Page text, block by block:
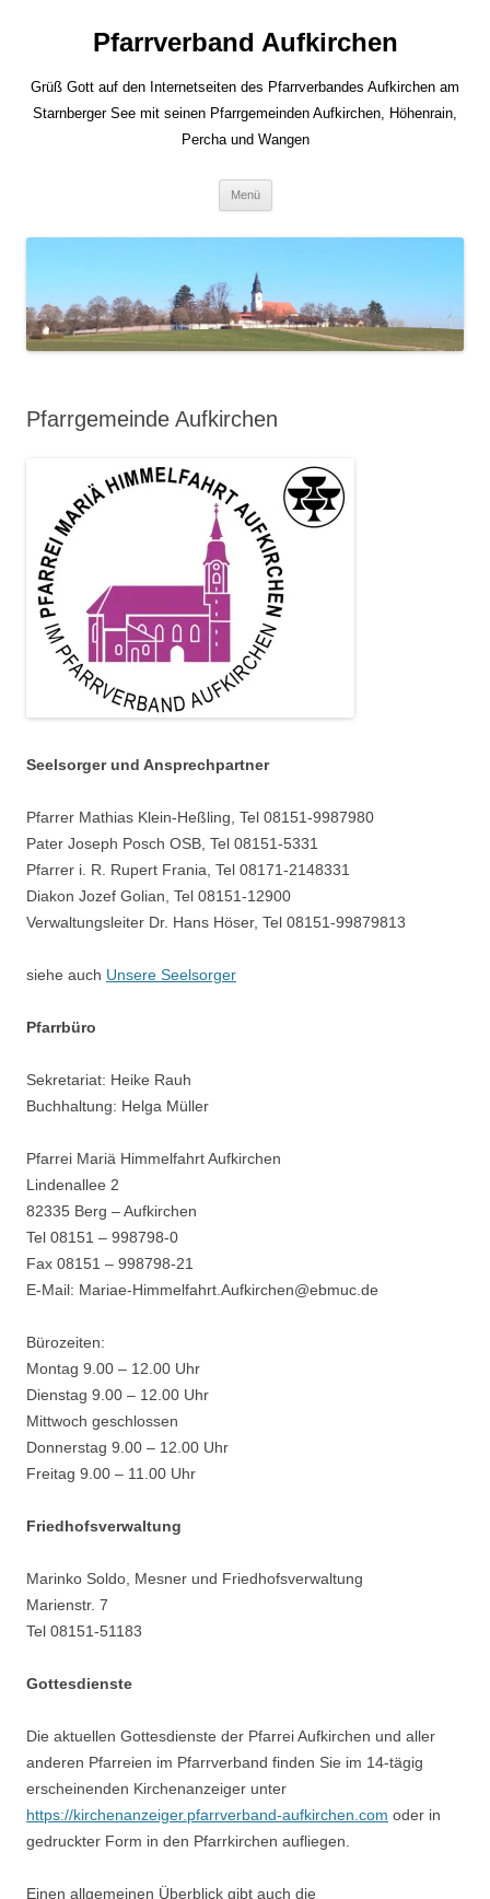
Pfarrverband Aufkirchen
Grüß Gott auf den Internetseiten des Pfarrverbandes Aufkirchen am
Starnberger See mit seinen Pfarrgemeinden Aufkirchen, Höhenrain,
Percha und Wangen
Menü
Pfarrgemeinde Aufkirchen
Seelsorger und Ansprechpartner
Pfarrer Mathias Klein-Heßling, Tel 08151-9987980
Pater Joseph Posch OSB, Tel 08151-5331
Pfarrer i. R. Rupert Frania, Tel 08171-2148331
Diakon Jozef Golian, Tel 08151-12900
Verwaltungsleiter Dr. Hans Höser, Tel 08151-99879813
siehe auch Unsere Seelsorger
Pfarrbüro
Sekretariat: Heike Rauh
Buchhaltung: Helga Müller
Pfarrei Mariä Himmelfahrt Aufkirchen
Lindenallee 2
82335 Berg – Aufkirchen
Tel 08151 – 998798-0
Fax 08151 – 998798-21
E-Mail: Mariae-Himmelfahrt.Aufkirchen@ebmuc.de
Bürozeiten:
Montag 9.00 – 12.00 Uhr
Dienstag 9.00 – 12.00 Uhr
Mittwoch geschlossen
Donnerstag 9.00 – 12.00 Uhr
Freitag 9.00 – 11.00 Uhr
Friedhofsverwaltung
Marinko Soldo, Mesner und Friedhofsverwaltung
Marienstr. 7
Tel 08151-51183
Gottesdienste
Die aktuellen Gottesdienste der Pfarrei Aufkirchen und aller
anderen Pfarreien im Pfarrverband finden Sie im 14-tägig
erscheinenden Kirchenanzeiger unter
https://kirchenanzeiger.pfarrverband-aufkirchen.com oder in
gedruckter Form in den Pfarrkirchen aufliegen.
Einen allgemeinen Überblick gibt auch die